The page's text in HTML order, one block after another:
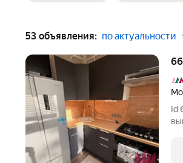
53 объявления: по актуальности
Id